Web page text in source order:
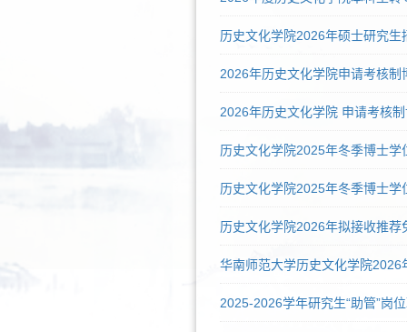
历史文化学院2026年硕士研究生
2026年历史文化学院申请考核
2026年历史文化学院 申请考核
历史文化学院2025年冬季博士学
历史文化学院2025年冬季博士学
历史文化学院2026年拟接收推
华南师范大学历史文化学院
2025-2026学年研究生“助管”岗